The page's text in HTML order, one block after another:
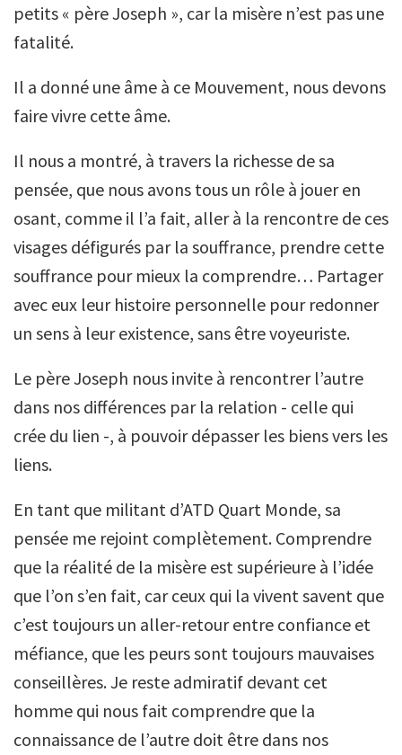
petits « père Joseph », car la misère n’est pas une
fatalité.
Il a donné une âme à ce Mouvement, nous devons
faire vivre cette âme.
Il nous a montré, à travers la richesse de sa
pensée, que nous avons tous un rôle à jouer en
osant, comme il l’a fait, aller à la rencontre de ces
visages défigurés par la souffrance, prendre cette
souffrance pour mieux la comprendre… Partager
avec eux leur histoire personnelle pour redonner
un sens à leur existence, sans être voyeuriste.
Le père Joseph nous invite à rencontrer l’autre
dans nos différences par la relation - celle qui
crée du lien -, à pouvoir dépasser les biens vers les
liens.
En tant que militant d’ATD Quart Monde, sa
pensée me rejoint complètement. Comprendre
que la réalité de la misère est supérieure à l’idée
que l’on s’en fait, car ceux qui la vivent savent que
c’est toujours un aller-retour entre confiance et
méfiance, que les peurs sont toujours mauvaises
conseillères. Je reste admiratif devant cet
homme qui nous fait comprendre que la
connaissance de l’autre doit être dans nos